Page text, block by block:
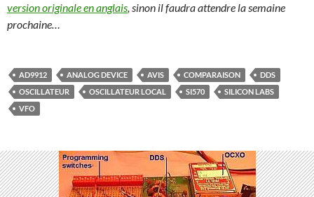
version originale en anglais, sinon il faudra attendre la semaine
prochaine…
AD9912 ANALOG DEVICE AVIS COMPARAISON
DDS
OSCILLATEUR
OSCILLATEUR LOCAL SI570
SILICON LABS
VFO